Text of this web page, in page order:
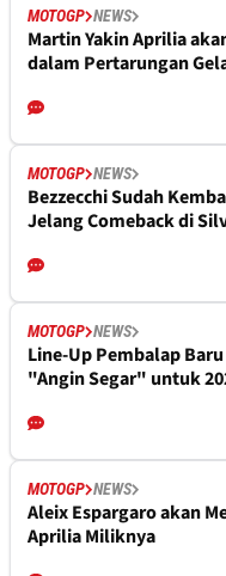
MOTOGP NEWS
Martin Yakin Aprilia
dalam Pertarungan
MOTOGP NEWS
Bezzecchi Sudah
Jelang Comeback di
MOTOGP NEWS
Line-Up Pembalap
"Angin Segar" untuk
MOTOGP NEWS
Aleix Espargaro akan
Aprilia Miliknya